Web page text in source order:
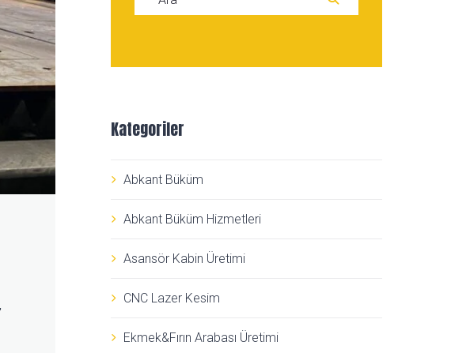
Kategoriler
Abkant Büküm
Abkant Büküm Hizmetleri
Asansör Kabin Üretimi
CNC Lazer Kesim
Ekmek&Fırın Arabası Üretimi